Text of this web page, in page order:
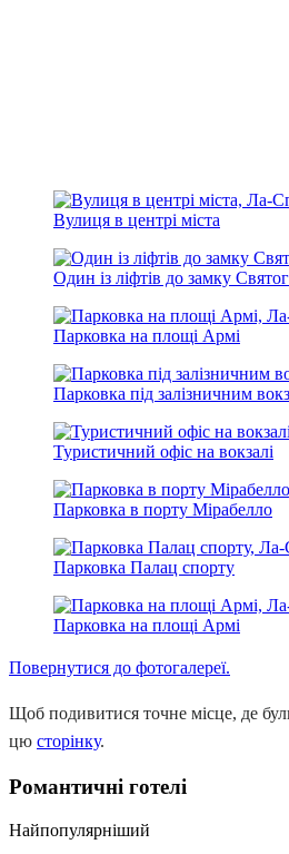
Вулиця в центрі міста
Один із ліфтів до замку
Парковка на площі Армі
Парковка під залізничним
Туристичний офіс на вокзалі
Парковка в порту Мірабелло
Парковка Палац спорту
Парковка на площі Армі
Повернутися до фотогалереї.
Щоб подивитися точне місце, де були
цю сторінку.
Романтичні готелі
Найпопулярніший